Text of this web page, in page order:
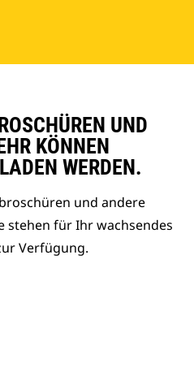
UND
KÖNNEN
WERDEN.
und andere
für Ihr wachsendes
Verfügung.